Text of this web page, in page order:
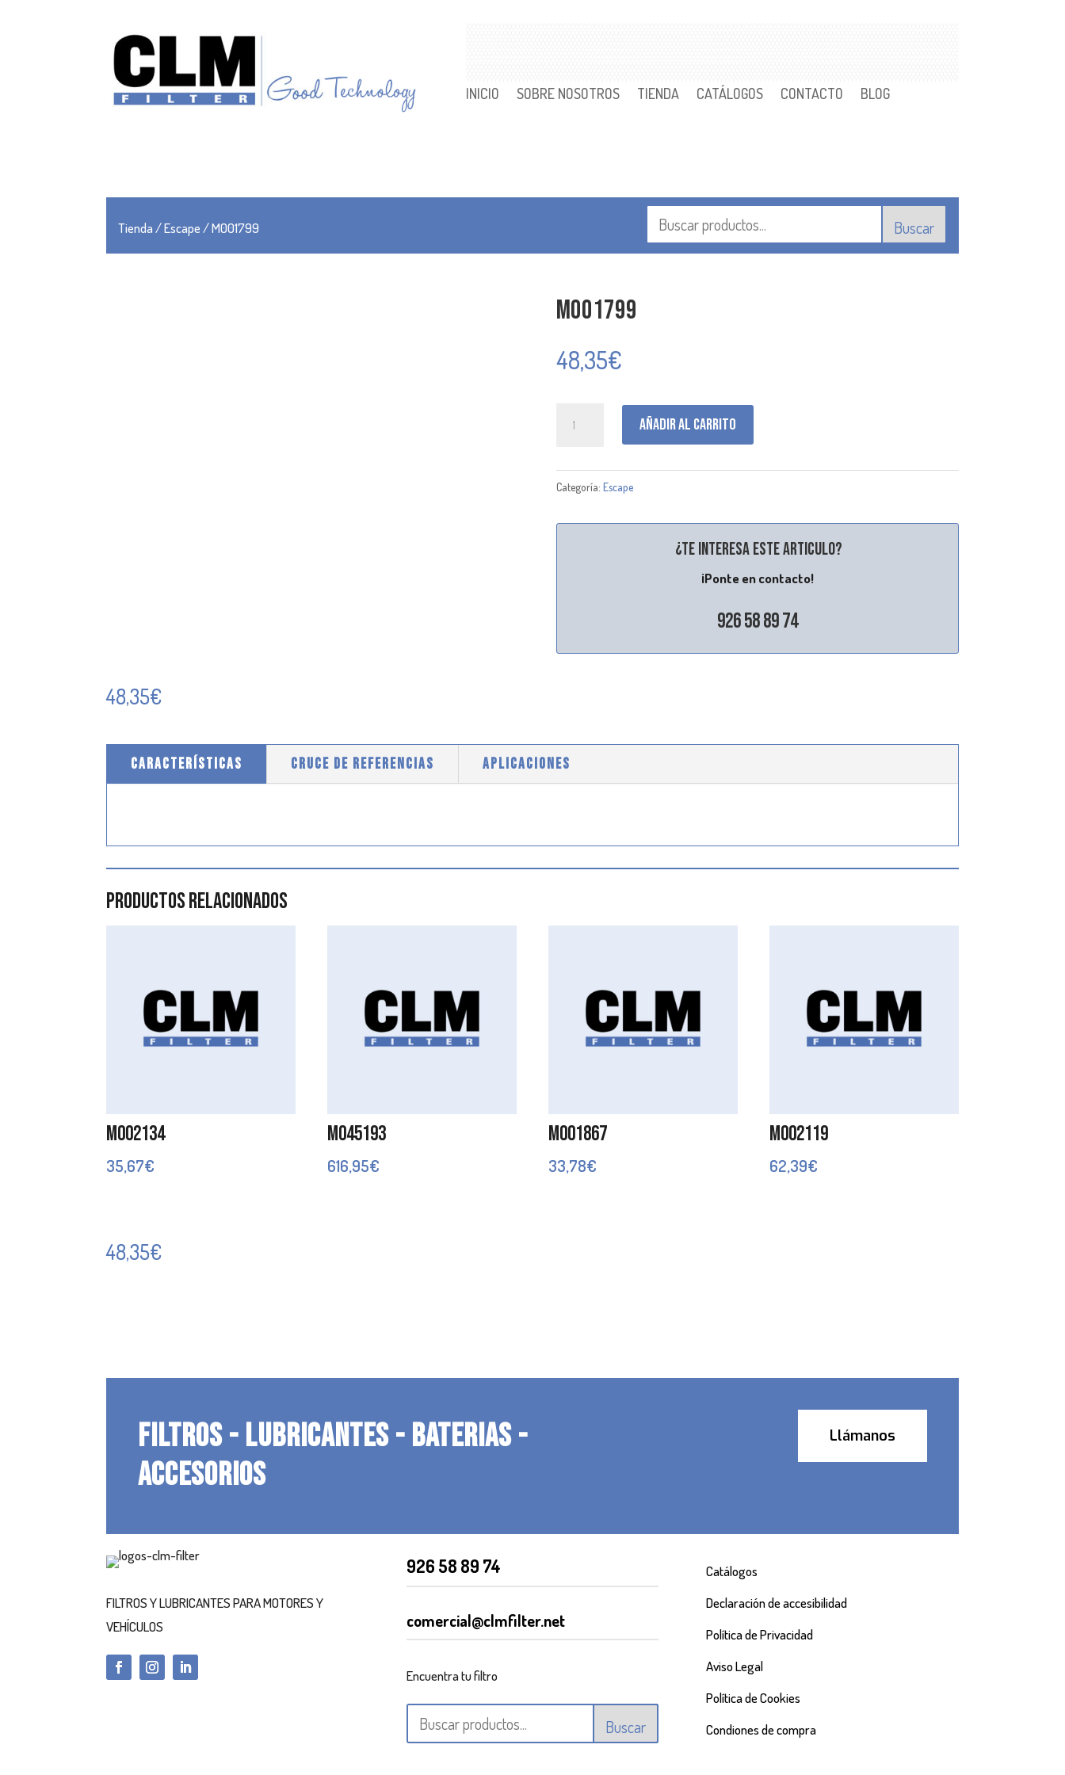
INICIO SOBRE NOSOTROS TIENDA CATÁLOGOS CONTACTO BLOG
Tienda/Escape/ M001799 Buscar
48,35€
M001799
48,35€
Añadir al carrito
Categoría: Escape
¿Te interesa este articulo?
¡Ponte en contacto!
926 58 89 74
CARACTERÍSTICAS CRUCE DE REFERENCIAS APLICACIONES
Productos relacionados
M002134
35,67€
M045193
616,95€
M001867
33,78€
M002119
62,39€
48,35€
FILTROS - LUBRICANTES - BATERIAS -
ACCESORIOS
Llámanos
FILTROS Y LUBRICANTES PARA MOTORES Y
VEHÍCULOS
926 58 89 74
comercial@clmfilter.net
Encuentra tu filtro
Buscar
Catálogos
Declaración de accesibilidad
Política de Privacidad
Aviso Legal
Política de Cookies
Condiones de compra